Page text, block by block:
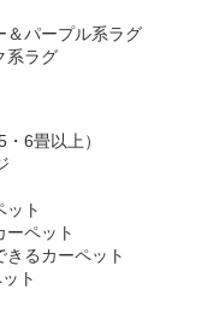
＆パープル系ラグ
系ラグ
6畳以上）
ット
ーペット
るカーペット
ト